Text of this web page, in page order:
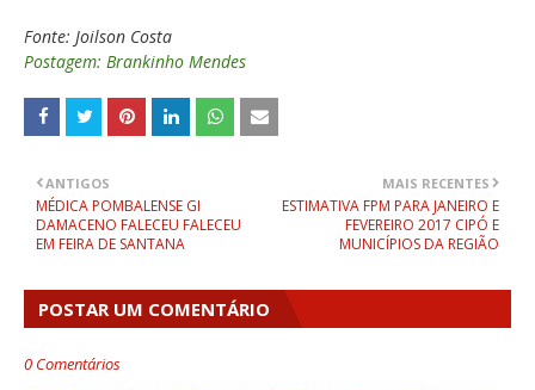
Fonte: Joilson Costa
Postagem: Brankinho Mendes
MAIS RECENTES
ESTIMATIVA FPM PARA JANEIRO E
FEVEREIRO 2017 CIPÓ E
MUNICÍPIOS DA REGIÃO
ANTIGOS
MÉDICA POMBALENSE GI
DAMACENO FALECEU FALECEU
EM FEIRA DE SANTANA
POSTAR UM COMENTÁRIO
0 Comentários